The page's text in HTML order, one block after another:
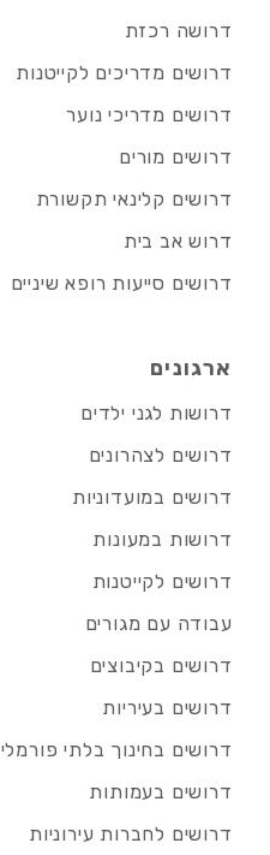
דרושה רכזת
דרושים מדריכים לקייטנות
דרושים מדריכי נוער
דרושים מורים
דרושים קלינאי תקשורת
דרוש אב בית
דרושים סייעות רופא שיניים
ארגונים
דרושות לגני ילדים
דרושים לצהרונים
דרושים במועדוניות
דרושות במעונות
דרושים לקייטנות
עבודה עם מגורים
דרושים בקיבוצים
דרושים בעיריות
דרושים בחינוך בלתי פורמלי
דרושים בעמותות
דרושים לחברות עירוניות